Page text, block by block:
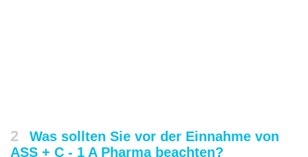
2
Was sollten Sie vor der Einnahme von
ASS + C - 1 A Pharma beachten?